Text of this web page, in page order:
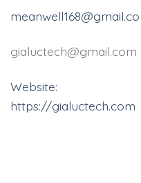
gialuctech@gmail.com
Website:
https://gialuctech.com